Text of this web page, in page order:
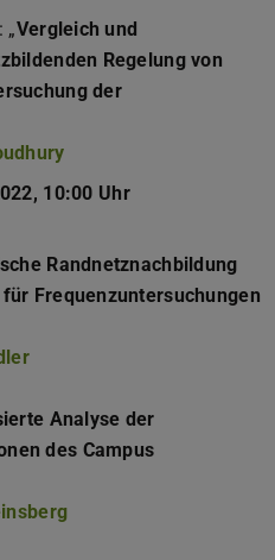
„Vergleich und
Regelung von
der
10:00 Uhr
Randnetznachbildung
Frequenzuntersuchungen
Analyse der
des Campus